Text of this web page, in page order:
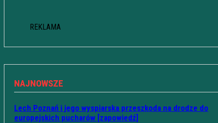
REKLAMA
NAJNOWSZE
Lech Poznań i jego wyspiarska przeszkoda na drodze do
europejskich pucharów [zapowiedź]